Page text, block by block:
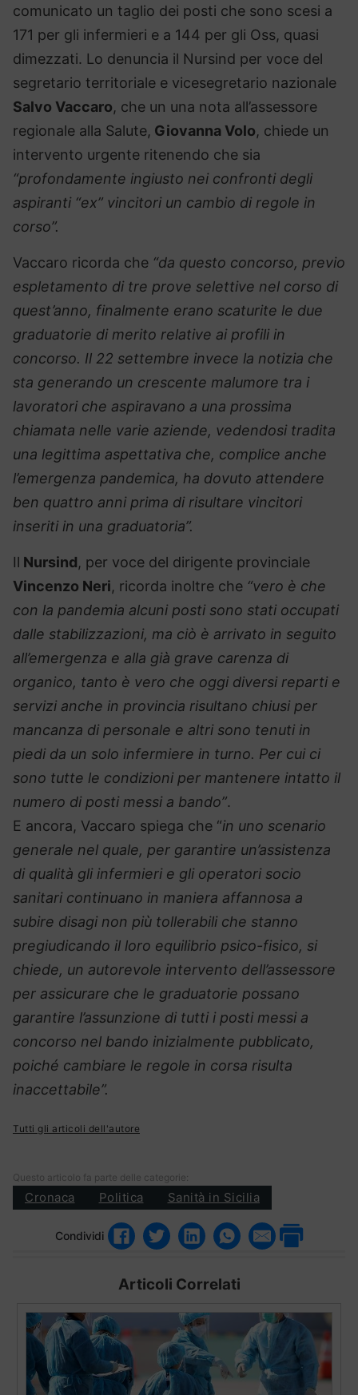
comunicato un taglio dei posti che sono scesi a
171 per gli infermieri e a 144 per gli Oss, quasi
dimezzati. Lo denuncia il Nursind per voce del
segretario territoriale e vicesegretario nazionale
Salvo Vaccaro, che un una nota all’assessore
regionale alla Salute, Giovanna Volo, chiede un
intervento urgente ritenendo che sia
“profondamente ingiusto nei confronti degli
aspiranti “ex” vincitori un cambio di regole in
corso”.
Vaccaro ricorda che “da questo concorso, previo
espletamento di tre prove selettive nel corso di
quest’anno, finalmente erano scaturite le due
graduatorie di merito relative ai profili in
concorso. Il 22 settembre invece la notizia che
sta generando un crescente malumore tra i
lavoratori che aspiravano a una prossima
chiamata nelle varie aziende, vedendosi tradita
una legittima aspettativa che, complice anche
l’emergenza pandemica, ha dovuto attendere
ben quattro anni prima di risultare vincitori
inseriti in una graduatoria”.
Il Nursind, per voce del dirigente provinciale
Vincenzo Neri, ricorda inoltre che “vero è che
con la pandemia alcuni posti sono stati occupati
dalle stabilizzazioni, ma ciò è arrivato in seguito
all’emergenza e alla già grave carenza di
organico, tanto è vero che oggi diversi reparti e
servizi anche in provincia risultano chiusi per
mancanza di personale e altri sono tenuti in
piedi da un solo infermiere in turno. Per cui ci
sono tutte le condizioni per mantenere intatto il
numero di posti messi a bando”.
E ancora, Vaccaro spiega che “in uno scenario
generale nel quale, per garantire un’assistenza
di qualità gli infermieri e gli operatori socio
sanitari continuano in maniera affannosa a
subire disagi non più tollerabili che stanno
pregiudicando il loro equilibrio psico-fisico, si
chiede, un autorevole intervento dell’assessore
per assicurare che le graduatorie possano
garantire l’assunzione di tutti i posti messi a
concorso nel bando inizialmente pubblicato,
poiché cambiare le regole in corsa risulta
inaccettabile”.
Tutti gli articoli dell'autore
Questo articolo fa parte delle categorie:
Cronaca Politica Sanità in Sicilia
Condividi
Articoli Correlati